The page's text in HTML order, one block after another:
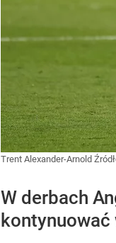
Trent Alexander-Arnold
W derbach